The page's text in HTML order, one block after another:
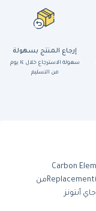
إرجاع المنتج بسهولة
سهولة الاسترجاع خلال ١٤ يوم
من التسليم